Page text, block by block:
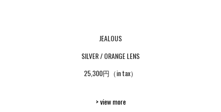
JEALOUS
SILVER / ORANGE LENS
25,300円（in tax）
> view more